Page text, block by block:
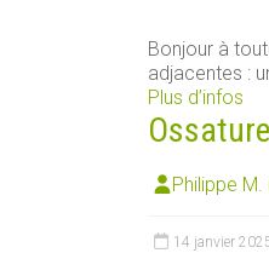
Bonjour à
adjacentes :
Plus d’infos
Philippe M.
14 janvier